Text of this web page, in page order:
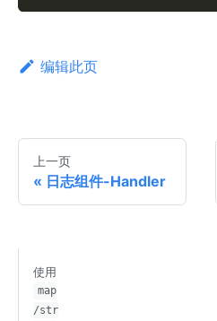
编辑此页
上一页
日志组件-Handler
使用
map
/str